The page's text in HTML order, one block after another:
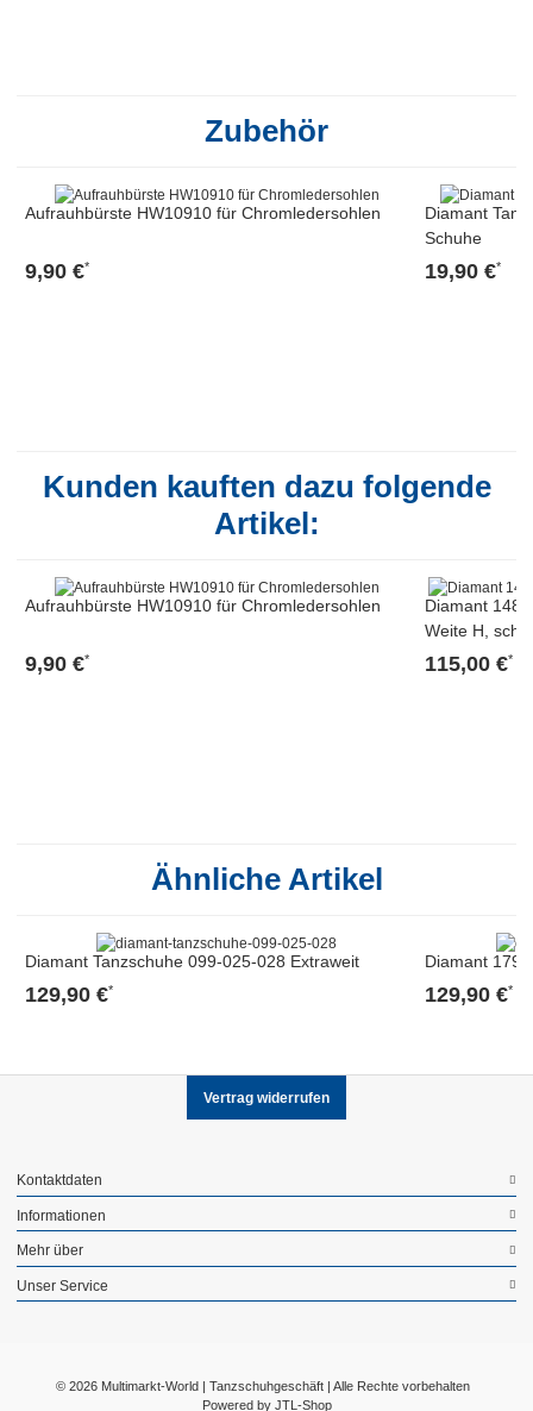
Zubehör
Aufrauhbürste HW10910 für Chromledersohlen
9,90 €*
Diamant
Schuhe
19,90 €*
Kunden kauften dazu folgende
Artikel:
Aufrauhbürste HW10910 für Chromledersohlen
9,90 €*
Diamant 148-
Weite H,
115,00 €*
Ähnliche Artikel
Diamant Tanzschuhe 099-025-028 Extraweit
129,90 €*
Diamant 179-
129,90 €*
Vertrag widerrufen
Kontaktdaten
Informationen
Mehr über
Unser Service
© 2026 Multimarkt-World | Tanzschuhgeschäft | Alle Rechte vorbehalten
Powered by JTL-Shop